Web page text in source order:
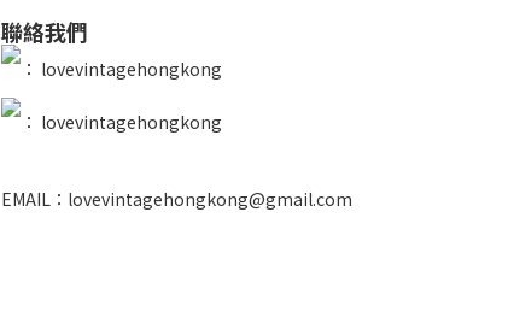
聯絡我們
： lovevintagehongkong
： lovevintagehongkong
EMAIL：lovevintagehongkong@gmail.com